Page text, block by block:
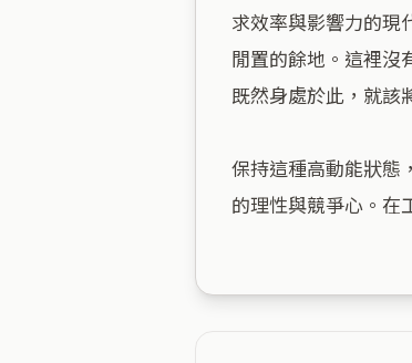
求效率與影響力的現
閒置的餘地。這裡沒
既然身處於此，就該
保持這種高動能狀態
的理性與競爭心。在